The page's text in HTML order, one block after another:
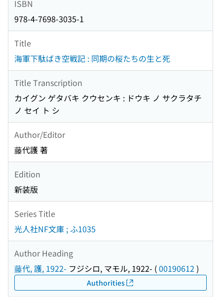
ISBN
978-4-7698-3035-1
Title
海軍下駄ばき空戦記 : 同期の桜たちの生と死
Title Transcription
カイグン ゲタバキ クウセンキ : ドウキ ノ サクラタチ
ノ セイ ト シ
Author/Editor
藤代護 著
Edition
新装版
Series Title
光人社NF文庫 ; ふ1035
Author Heading
藤代, 護, 1922- フジシロ, マモル, 1922- (00190612 )
Authorities